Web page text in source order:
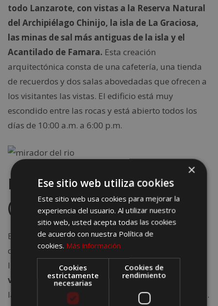
todo Lanzarote, con vistas a la Reserva Natural
del Archipiélago Chinijo, la isla de La Graciosa,
las minas de sal más antiguas de la isla y el
Acantilado de Famara. Esta creación
arquitectónica consta de una cafetería, una tienda
de recuerdos y dos salas abovedadas que ofrecen a
los visitantes las vistas. El edificio está muy
escondido entre las rocas y está abierto todos los
días de 10:00 a.m. a 6:00 p.m.
Mirador del Cerro del Palo
(Fuente de Piedra, Málaga)
Espectacular mirador ubicado al pie de la laguna
de Fuente de Piedra. Un área ideal para detectar el
lugar más amplio de Reserva. Es excepcional para
ver las aves que llegan a este humedal Mirador
la laguna de agua salada más grande de Andalucía.
×
Ese sitio web utiliza cookies
Este sitio web usa cookies para mejorar la
experiencia del usuario. Al utilizar nuestro
sitio web, usted acepta todas las cookies
de acuerdo con nuestra Política de
cookies. Más información
Cookies
estrictamente
necesarias
Cookies de
rendimiento